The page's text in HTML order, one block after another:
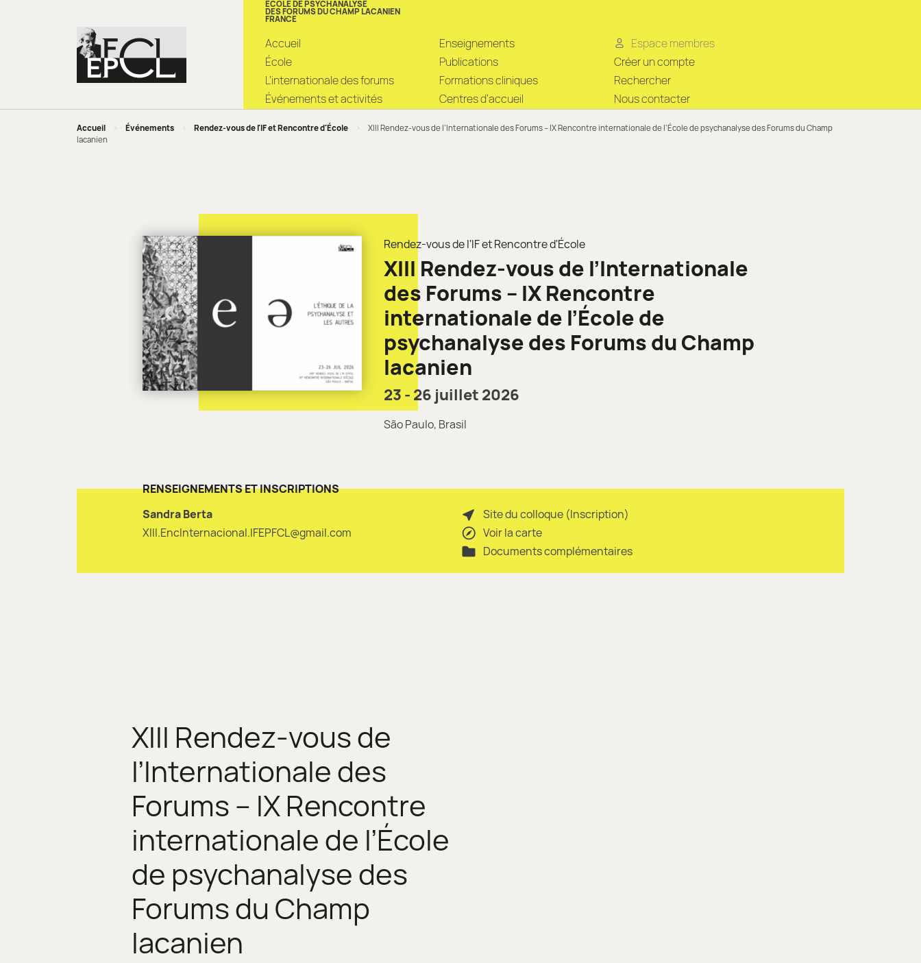
ÉCOLE DE PSYCHANALYSE
DES FORUMS DU CHAMP LACANIEN
FRANCE
Accueil
École
L’internationale des forums
Événements et activités
Enseignements
Publications
Formations cliniques
Centres d’accueil
Espace membres
Créer un compte
Rechercher
Nous contacter
Accueil > Événements > Rendez-vous de l'IF et Rencontre d'École >
XIII Rendez-vous de l’Internationale des Forums – IX Rencontre internationale de l’École de psychanalyse des Forums du Champ
lacanien
Rendez-vous de l'IF et Rencontre d'École
XIII Rendez-vous de l’Internationale
des Forums – IX Rencontre
internationale de l’École de
psychanalyse des Forums du Champ
lacanien
23 - 26 juillet 2026
São Paulo, Brasil
RENSEIGNEMENTS ET INSCRIPTIONS
Sandra Berta
XIII.EncInternacional.IFEPFCL@gmail.com
Site du colloque (Inscription)
Voir la carte
Documents complémentaires
XIII Rendez-vous de
l’Internationale des
Forums – IX Rencontre
internationale de l’École
de psychanalyse des
Forums du Champ
lacanien